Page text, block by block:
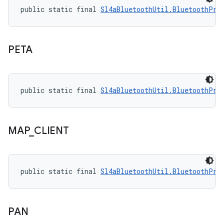
public static final
PETA
public static final
MAP_ CLIENT
public static final
PAN